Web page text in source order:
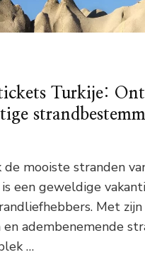
Turkije:
de mooiste stranden
een geweldige
Met
adembenemende
…